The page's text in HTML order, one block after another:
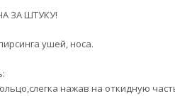
ЗА ШТУКУ!
ушей, носа.
нажав на откидную